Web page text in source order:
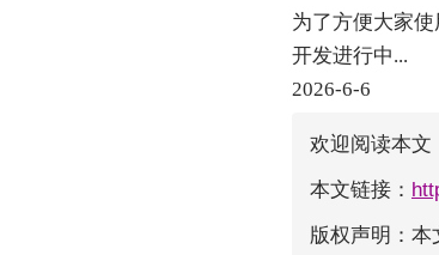
为了方便大家
开发进行中...
2026-6-6
欢迎阅读本文
本文链接：
版权声明：本